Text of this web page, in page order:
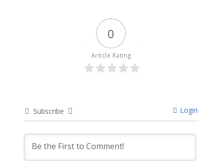
0
Article Rating
Subscribe Login